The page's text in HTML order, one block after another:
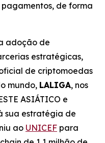
de forma
adoção de
estratégicas,
de criptomoedas
mundo, LALIGA, nos
ASIÁTICO e
sua estratégia de
ao UNICEF para